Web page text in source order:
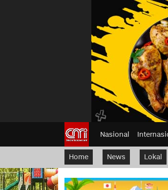
Nasional
Home News Lokal